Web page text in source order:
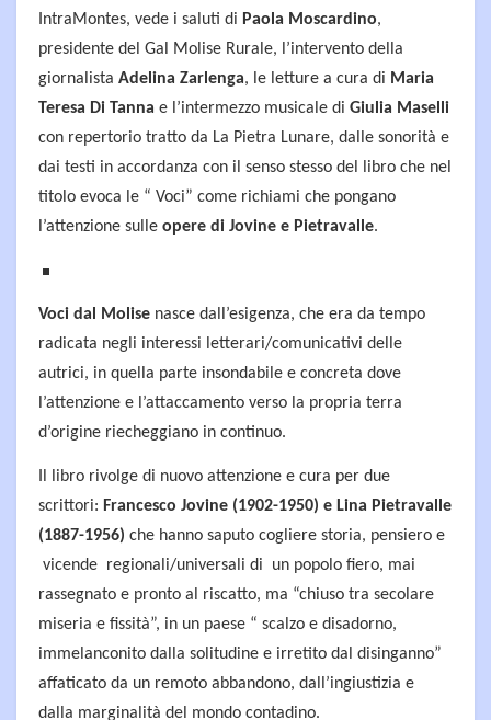
IntraMontes, vede i saluti di Paola Moscardino,
presidente del Gal Molise Rurale, l’intervento della
giornalista Adelina Zarlenga, le letture a cura di Maria
Teresa Di Tanna e l’intermezzo musicale di Giulia Maselli
con repertorio tratto da La Pietra Lunare, dalle sonorità e
dai testi in accordanza con il senso stesso del libro che nel
titolo evoca le “ Voci” come richiami che pongano
l’attenzione sulle opere di Jovine e Pietravalle.
Voci dal Molise nasce dall’esigenza, che era da tempo
radicata negli interessi letterari/comunicativi delle
autrici, in quella parte insondabile e concreta dove
l’attenzione e l’attaccamento verso la propria terra
d’origine riecheggiano in continuo.
Il libro rivolge di nuovo attenzione e cura per due
scrittori: Francesco Jovine (1902-1950) e Lina Pietravalle
(1887-1956) che hanno saputo cogliere storia, pensiero e
vicende regionali/universali di un popolo fiero, mai
rassegnato e pronto al riscatto, ma “chiuso tra secolare
miseria e fissità”, in un paese “ scalzo e disadorno,
immelanconito dalla solitudine e irretito dal disinganno”
affaticato da un remoto abbandono, dall’ingiustizia e
dalla marginalità del mondo contadino.